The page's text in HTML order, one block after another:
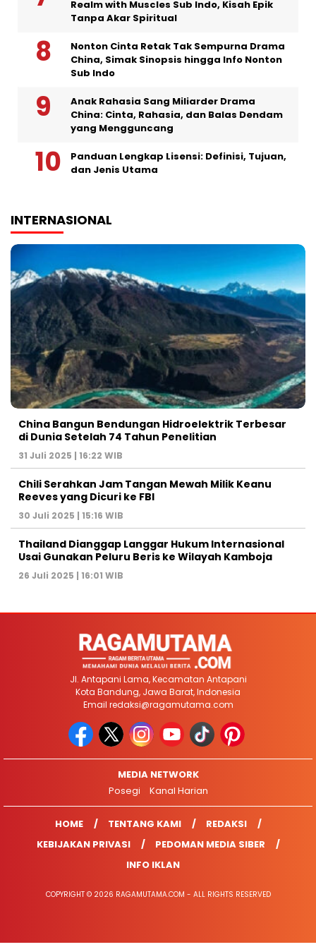
Realm with Muscles Sub Indo, Kisah Epik
Tanpa Akar Spiritual
Nonton Cinta Retak Tak Sempurna Drama
China, Simak Sinopsis hingga Info Nonton
Sub Indo
Anak Rahasia Sang Miliarder Drama
China: Cinta, Rahasia, dan Balas Dendam
yang Mengguncang
Panduan Lengkap Lisensi: Definisi, Tujuan,
dan Jenis Utama
INTERNASIONAL
China Bangun Bendungan Hidroelektrik Terbesar
di Dunia Setelah 74 Tahun Penelitian
31 Juli 2025 | 16:22 WIB
Chili Serahkan Jam Tangan Mewah Milik Keanu
Reeves yang Dicuri ke FBI
30 Juli 2025 | 15:16 WIB
Thailand Dianggap Langgar Hukum Internasional
Usai Gunakan Peluru Beris ke Wilayah Kamboja
26 Juli 2025 | 16:01 WIB
Jl. Antapani Lama, Kecamatan Antapani
Kota Bandung, Jawa Barat, Indonesia
Email redaksi@ragamutama.com
MEDIA NETWORK
Posegi
Kanal Harian
HOME TENTANG KAMI
REDAKSI
KEBIJAKAN PRIVASI
PEDOMAN MEDIA SIBER
INFO IKLAN
COPYRIGHT © 2026 RAGAMUTAMA.COM - ALL RIGHTS RESERVED